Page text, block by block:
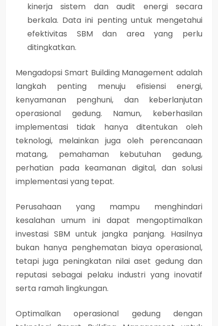
kinerja sistem dan audit energi secara
berkala. Data ini penting untuk mengetahui
efektivitas SBM dan area yang perlu
ditingkatkan.
Mengadopsi Smart Building Management adalah
langkah penting menuju efisiensi energi,
kenyamanan penghuni, dan keberlanjutan
operasional gedung. Namun, keberhasilan
implementasi tidak hanya ditentukan oleh
teknologi, melainkan juga oleh perencanaan
matang, pemahaman kebutuhan gedung,
perhatian pada keamanan digital, dan solusi
implementasi yang tepat.
Perusahaan yang mampu menghindari
kesalahan umum ini dapat mengoptimalkan
investasi SBM untuk jangka panjang. Hasilnya
bukan hanya penghematan biaya operasional,
tetapi juga peningkatan nilai aset gedung dan
reputasi sebagai pelaku industri yang inovatif
serta ramah lingkungan.
Optimalkan operasional gedung dengan